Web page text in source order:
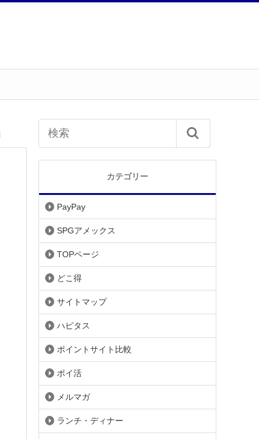
カテゴリー
PayPay
SPGアメックス
TOPページ
どこ得
サイトマップ
ハピタス
ポイントサイト比較
ポイ活
メルマガ
ランチ・ディナー